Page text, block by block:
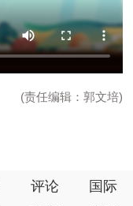
(责任编辑：郭文培)
评论
国际